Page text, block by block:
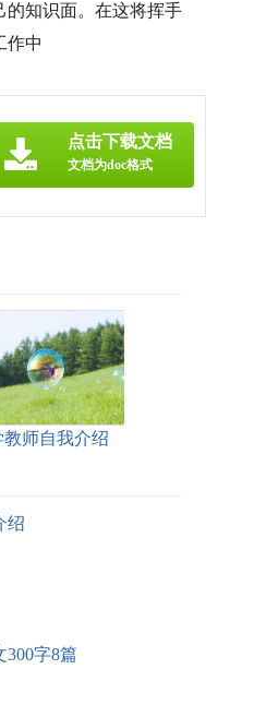
的知识面。在这将挥手
作中
点击下载文档
文档为doc格式
教师自我介绍
绍
字8篇